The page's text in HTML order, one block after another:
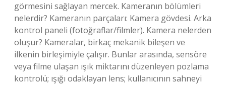
görmesini sağlayan mercek. Kameranın bölümleri
nelerdir? Kameranın parçaları: Kamera gövdesi. Arka
kontrol paneli (fotoğraflar/filmler). Kamera nelerden
oluşur? Kameralar, birkaç mekanik bileşen ve
ilkenin birleşimiyle çalışır. Bunlar arasında, sensöre
veya filme ulaşan ışık miktarını düzenleyen pozlama
kontrolü; ışığı odaklayan lens; kullanıcının sahneyi